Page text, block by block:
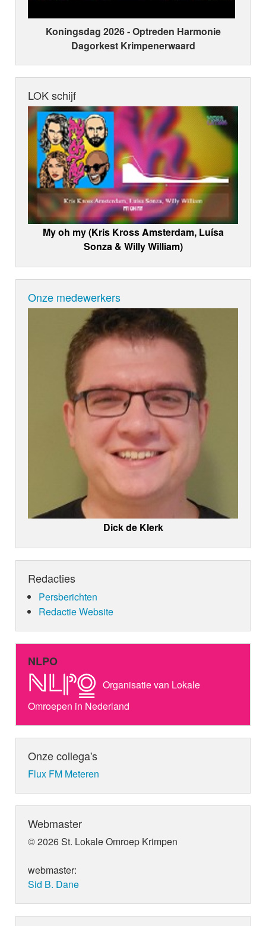
Koningsdag 2026 ‑ Optreden Harmonie
Dagorkest Krimpenerwaard
LOK schijf
My oh my (Kris Kross Amsterdam, Luísa
Sonza & Willy William)
Onze medewerkers
Dick de Klerk
Redacties
Persberichten
Redactie Website
NLPO
Organisatie van Lokale
Omroepen in Nederland
Onze collega's
Flux FM Meteren
Webmaster
© 2026 St. Lokale Omroep Krimpen
webmaster:
Sid B. Dane